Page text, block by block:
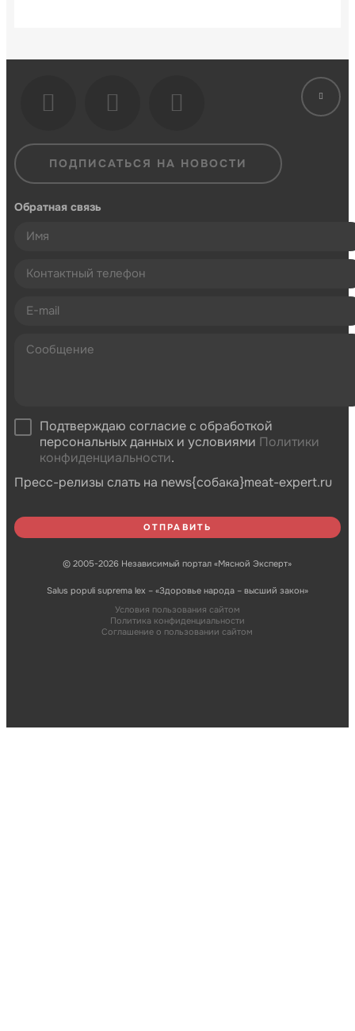
ПОДПИСАТЬСЯ НА НОВОСТИ
Обратная связь
Подтверждаю согласие с обработкой
персональных данных и условиями Политики
конфиденциальности.
Пресс-релизы слать на news{собака}meat-expert.ru
© 2005-2026 Независимый портал «Мясной Эксперт»
Salus populi suprema lex – «Здоровье народа – высший закон»
Условия пользования сайтом
Политика конфиденциальности
Соглашение о пользовании сайтом